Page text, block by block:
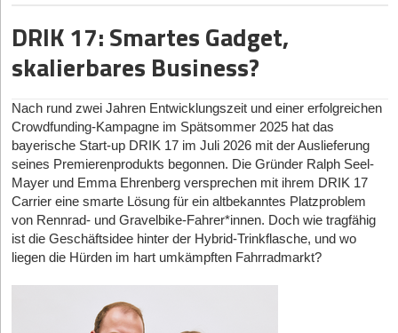
wieso ein treues Netzwerk mächtiger ist als eingekaufte Klicks
und welche Fehler Start-ups beim Community-Building machen.
Sprung in die Ungewissheit
StartingUp:Saskia, nach Top-Positionen bei Zalando und
Raisin: Was war dein Auslöser, die Corporate-Komfortzone zu
verlassen und mit MeNotPause das volle Gründerrisiko
einzugehen?
Dr. Saskia Appelhoff:Eigentlich zieht sich das durch meine
ganze Karriere: Ich wollte immer dort sein, wo etwas gerade
entsteht. Bei Zalando war ich Mitarbeiterin Nummer 70, bei
Raisin Founding CMO – da war „wenig corporate“. Ich habe in
beiden Unternehmen erlebt, welche besondere Dynamik
entsteht, wenn noch nicht alles festgelegt ist und man selbst sehr
DRIK 17: Smartes Gadget,
skalierbares Business?
Nach rund zwei Jahren Entwicklungszeit und einer erfolgreichen
Crowdfunding-Kampagne im Spätsommer 2025 hat das
bayerische Start-up DRIK 17 im Juli 2026 mit der Auslieferung
seines Premierenprodukts begonnen. Die Gründer Ralph Seel-
Mayer und Emma Ehrenberg versprechen mit ihrem DRIK 17
Carrier eine smarte Lösung für ein altbekanntes Platzproblem
von Rennrad- und Gravelbike-Fahrer*innen. Doch wie tragfähig
ist die Geschäftsidee hinter der Hybrid-Trinkflasche, und wo
liegen die Hürden im hart umkämpften Fahrradmarkt?